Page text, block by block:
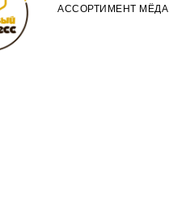
АССОРТИМЕНТ МЁДА